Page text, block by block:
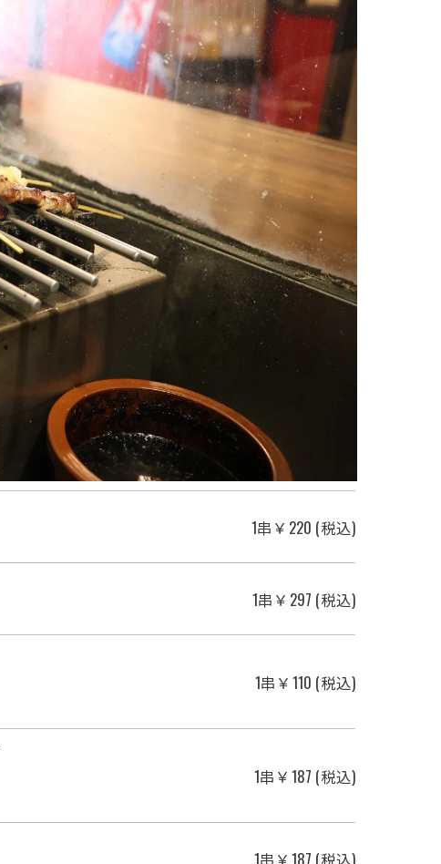
1串￥220 (税込)
1串￥297 (税込)
1串￥110 (税込)
1串￥187 (税込)
1串￥187 (税込)